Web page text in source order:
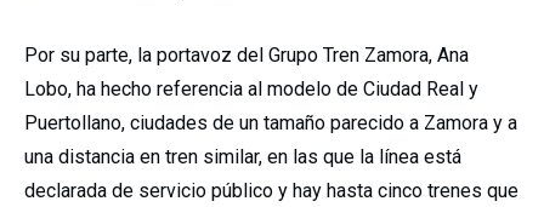
Por su parte, la portavoz del Grupo Tren Zamora, Ana
Lobo, ha hecho referencia al modelo de Ciudad Real y
Puertollano, ciudades de un tamaño parecido a Zamora y a
una distancia en tren similar, en las que la línea está
declarada de servicio público y hay hasta cinco trenes que